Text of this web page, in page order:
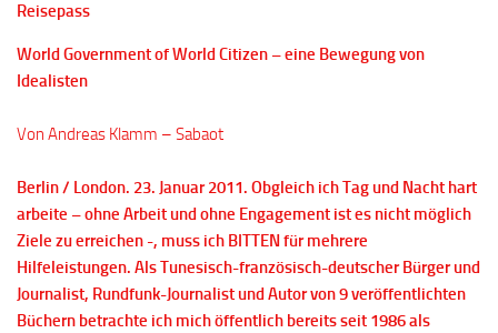
Reisepass
World Government of World Citizen – eine Bewegung von
Idealisten
Von Andreas Klamm – Sabaot
Berlin / London. 23. Januar 2011. Obgleich ich Tag und Nacht hart
arbeite – ohne Arbeit und ohne Engagement ist es nicht möglich
Ziele zu erreichen -, muss ich BITTEN für mehrere
Hilfeleistungen. Als Tunesisch-französisch-deutscher Bürger und
Journalist, Rundfunk-Journalist und Autor von 9 veröffentlichten
Büchern betrachte ich mich öffentlich bereits seit 1986 als